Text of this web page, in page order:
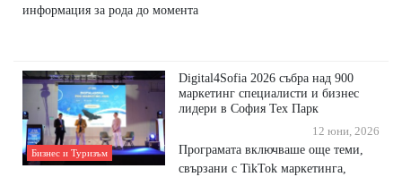
информация за рода до момента
Бизнес и Туризъм
Digital4Sofia 2026 събра над 900
маркетинг специалисти и бизнес
лидери в София Тех Парк
12 юни, 2026
Програмата включваше още теми,
свързани с TikTok маркетинга,